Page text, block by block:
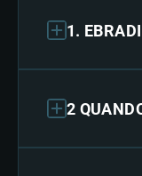
1.
2